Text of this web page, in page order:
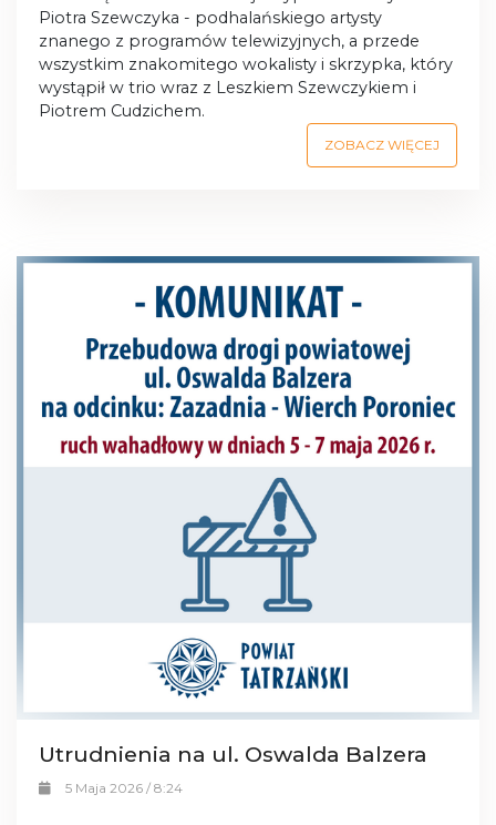
Piotra Szewczyka - podhalańskiego artysty
znanego z programów telewizyjnych, a przede
wszystkim znakomitego wokalisty i skrzypka, który
wystąpił w trio wraz z Leszkiem Szewczykiem i
Piotrem Cudzichem.
ZOBACZ WIĘCEJ
Utrudnienia na ul. Oswalda Balzera
5 Maja 2026 / 8:24